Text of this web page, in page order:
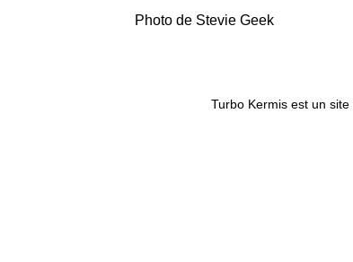
Photo de Stevie Geek
Turbo Kermis est un